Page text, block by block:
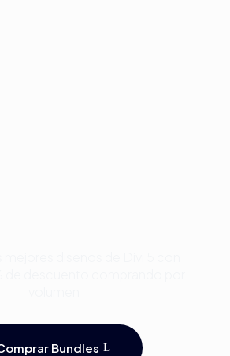
Bundles